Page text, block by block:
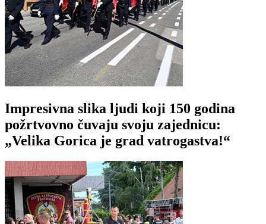
Impresivna slika ljudi koji 150 godina
požrtvovno čuvaju svoju zajednicu:
„Velika Gorica je grad vatrogastva!“